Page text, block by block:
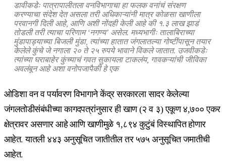
डावीकडेः पात्रापालीतला वनविभागाचा हा फलक वनांचं संरक्षण
करण्याचा संदेश देत असला तरी अधिकाऱ्यांनी मात्र कोळसा खाणीला
परवानगी दिली आहे, आणि अशी नोंदही केली आहे की १.३ लाख झाडं
तोडली तरी त्याचा परिणाम ‘नगण्य’ असेल. मध्यभागीः तालाबिराच्या
मुंडापाड्याच्या बिजली मुंडा, त्यांच्या हातात जंगलातल्या गोष्टींपासून तयार
केलेले कुंचे जे नगाला २० ते २५ रुपये भावाने विकले जातात. उजवीकडेः
त्यांच्या घराबाहेर कुंच्याचं गवत सुकायला टाकलंय, गावकऱ्यांची जीविका
अवलंबून आहे अशा वनोपजापैकी हे एक
ओडिशा वन व पर्यावरण विभागाने केंद्र सरकारला सादर केलेल्या
जंगलतोडीसंबंधीच्या कागदपत्रांनुसार ही खाण (२ व ३) एकूण ४,७०० एकर
क्षेत्रावर असणार आहे आणि खाणीमुळे १,८९४ कुटुंबं विस्थापित होणार
आहेत. यातली ४४३ अनुसूचित जातीतील तर ५७५ अनुसूचित जमातीची
आहेत.